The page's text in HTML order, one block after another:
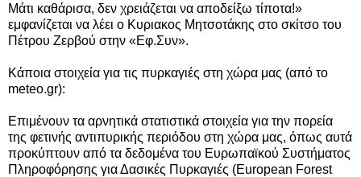
Μάτι καθάρισα, δεν χρειάζεται να αποδείξω τίποτα!»
εμφανίζεται να λέει ο Κυριακος Μητσοτάκης στο σκίτσο του
Πέτρου Ζερβού στην «Εφ.Συν».
Κάποια στοιχεία για τις πυρκαγιές στη χώρα μας (από το
meteo.gr):
Επιμένουν τα αρνητικά στατιστικά στοιχεία για την πορεία
της φετινής αντιπυρικής περιόδου στη χώρα μας, όπως αυτά
προκύπτουν από τα δεδομένα του Ευρωπαϊκού Συστήματος
Πληροφόρησης για Δασικές Πυρκαγιές (European Forest